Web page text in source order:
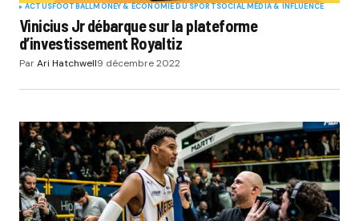
ACTUSFOOTBALLMONEY & ÉCONOMIE DU SPORTSOCIAL MÉDIA & INFLUENCE
Vinicius Jr débarque sur la plateforme
d’investissement Royaltiz
ParAri Hatchwell9 décembre 2022